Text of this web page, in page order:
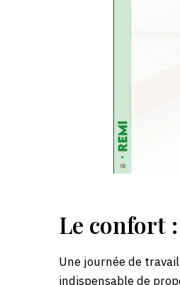
Le confort
Une journée de